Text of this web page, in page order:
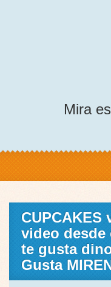
Mira
CUPCAKES
video desde
te gusta
Gusta